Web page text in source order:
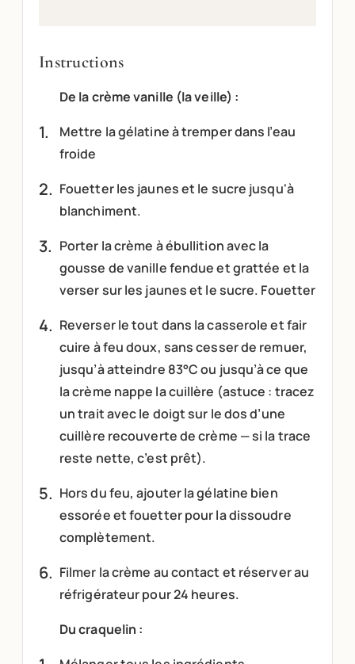
Instructions
De la crème vanille (la veille) :
Mettre la gélatine à tremper dans l’eau
froide
Fouetter les jaunes et le sucre jusqu'à
blanchiment.
Porter la crème à ébullition avec la
gousse de vanille fendue et grattée et la
verser sur les jaunes et le sucre. Fouetter
Reverser le tout dans la casserole et fair
cuire à feu doux, sans cesser de remuer,
jusqu’à atteindre 83°C ou jusqu’à ce que
la crème nappe la cuillère (astuce : tracez
un trait avec le doigt sur le dos d’une
cuillère recouverte de crème — si la trace
reste nette, c’est prêt).
Hors du feu, ajouter la gélatine bien
essorée et fouetter pour la dissoudre
complètement.
Filmer la crème au contact et réserver au
réfrigérateur pour 24 heures.
Du craquelin :